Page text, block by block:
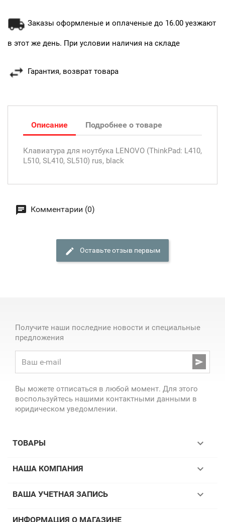
Заказы оформленые и оплаченые до 16.00 уезжают
в этот же день. При условии наличия на складе
Гарантия, возврат товара
Описание Подробнее о товаре
Клавиатура для ноутбука LENOVO (ThinkPad: L410,
L510, SL410, SL510) rus, black
Комментарии (0)
Оставьте отзыв первым
Получите наши последние новости и специальные
предложения

Вы можете отписаться в любой момент. Для этого
воспользуйтесь нашими контактными данными в
юридическом уведомлении.
ТОВАРЫ 
НАША КОМПАНИЯ 
ВАША УЧЕТНАЯ ЗАПИСЬ 
ИНФОРМАЦИЯ О МАГАЗИНЕ